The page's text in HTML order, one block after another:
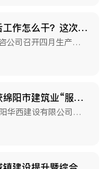
川咨公司今后工作怎么干？这次会议干货满满
4月27日，川咨公司召开四月生产经营工作会。华西项管公司党委副书记、总经理刘国呈，财务总监邱山明出席会议，华西项管公司党委委员、副总经理、川咨公司执....
绵阳华西喜获绵阳市建筑业“服务绿卡”
近日，四川绵阳华西建设有限公司（以下简称“绵阳华西”）收到绵阳市颁发的“服务绿卡”。 绵阳华西是中国华西为深入推进地企合作、协同打造“建筑....